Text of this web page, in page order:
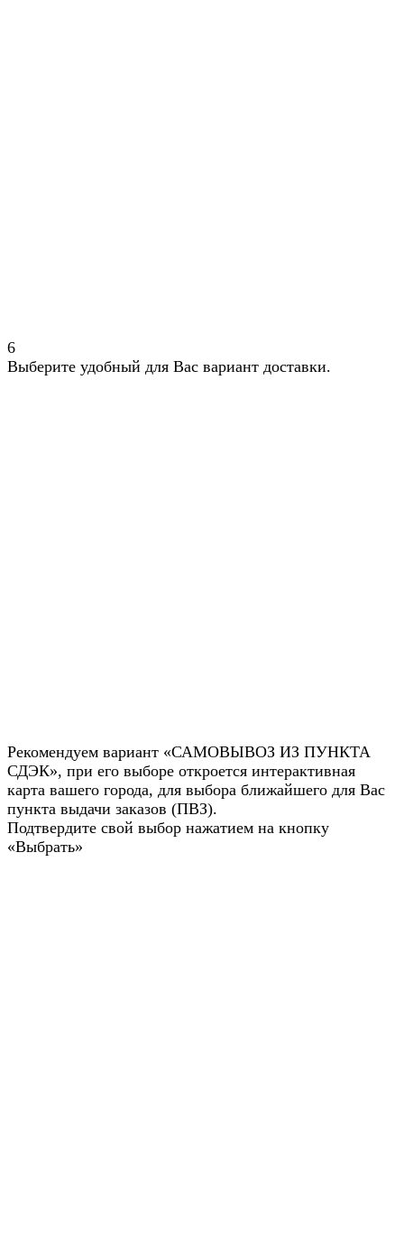
6
Выберите удобный для Вас вариант доставки.
Рекомендуем вариант «САМОВЫВОЗ ИЗ ПУНКТА
СДЭК», при его выборе откроется интерактивная
карта вашего города, для выбора ближайшего для Вас
пункта выдачи заказов (ПВЗ).
Подтвердите свой выбор нажатием на кнопку
«Выбрать»